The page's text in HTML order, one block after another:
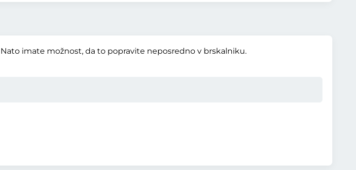
imate možnost, da to popravite neposredno v brskalniku.